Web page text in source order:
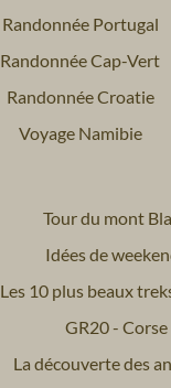
Randonnée Portugal
Randonnée Cap-Vert
Randonnée Croatie
Voyage Namibie
Tour du mont
Idées de
Les 10 plus beaux
GR20 - Corse
La découverte des